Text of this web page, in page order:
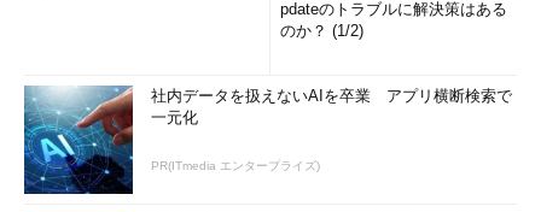
pdateのトラブルに解決策はある
のか？ (1/2)
社内データを扱えないAIを卒業 アプリ横断検索で
一元化
PR(ITmedia エンタープライズ)